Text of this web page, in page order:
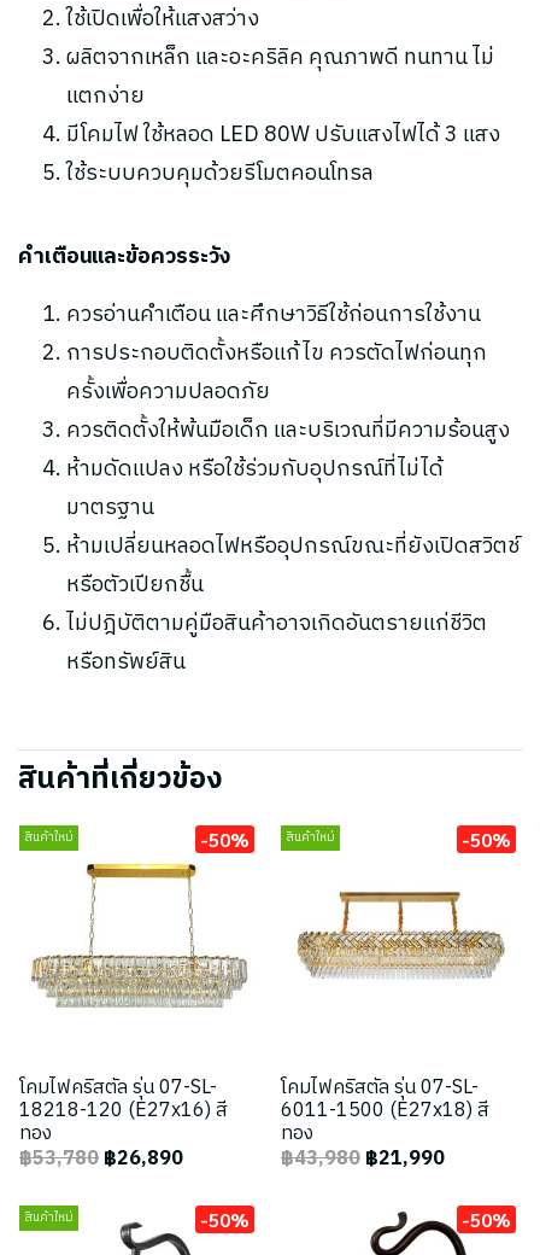
ใช้เปิดเพื่อให้แสงสว่าง
ผลิตจากเหล็ก และอะคริลิค คุณภาพดี ทนทาน ไม่
แตกง่าย
มีโคมไฟ ใช้หลอด LED 80W ปรับแสงไฟได้ 3 แสง
ใช้ระบบควบคุมด้วยรีโมตคอนโทรล
คำเตือนและข้อควรระวัง
ควรอ่านคำเตือน และศึกษาวิธีใช้ก่อนการใช้งาน
การประกอบติดตั้งหรือแก้ไข ควรตัดไฟก่อนทุก
ครั้งเพื่อความปลอดภัย
ควรติดตั้งให้พ้นมือเด็ก และบริเวณที่มีความร้อนสูง
ห้ามดัดแปลง หรือใช้ร่วมกับอุปกรณ์ที่ไม่ได้
มาตรฐาน
ห้ามเปลี่ยนหลอดไฟหรืออุปกรณ์ขณะที่ยังเปิดสวิตช์
หรือตัวเปียกชื้น
ไม่ปฎิบัติตามคู่มือสินค้าอาจเกิดอันตรายแก่ชีวิต
หรือทรัพย์สิน
สินค้าที่เกี่ยวข้อง
สินค้าใหม่ -50%
โคมไฟคริสตัล รุ่น 07-SL-
18218-120 (E27x16) สี
ทอง
฿53,780฿26,890
สินค้าใหม่ -50%
โคมไฟคริสตัล รุ่น 07-SL-
6011-1500 (E27x18) สี
ทอง
฿43,980฿21,990
สินค้าใหม่ -50% -50%